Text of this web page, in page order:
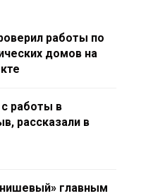
работы по
домов на
работы в
рассказали в
главным